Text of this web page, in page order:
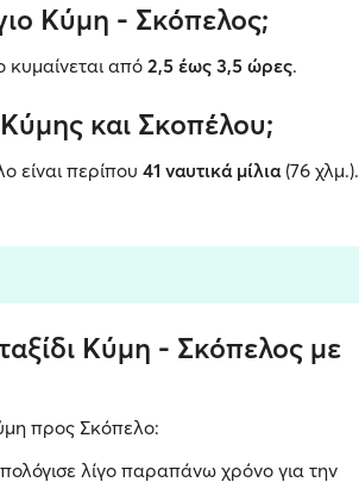
Κύμη - Σκόπελος;
κυμαίνεται από2,5 έως 3,5 ώρες.
και Σκοπέλου;
είναι περίπου 41 ναυτικά μίλια(76 χλμ.).
Κύμη - Σκόπελος με
προς Σκόπελο:
λίγο παραπάνω χρόνο για την